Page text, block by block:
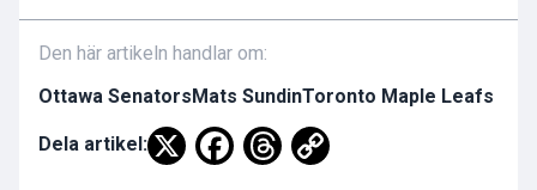
Den här artikeln handlar om:
Ottawa Senators Mats SundinToronto Maple Leafs
Dela artikel: